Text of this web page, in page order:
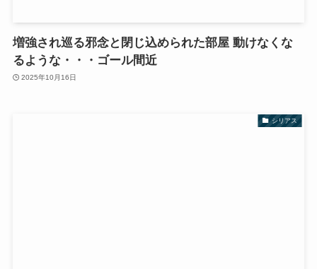
増強され巡る邪念と閉じ込められた部屋 動けなくな
るような・・・ゴール間近
2025年10月16日
シリアス